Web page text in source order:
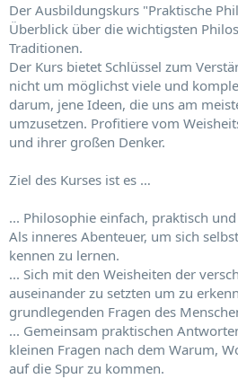
Der Ausbildungskurs "Praktische
Überblick über die wichtigsten
Traditionen.
Der Kurs bietet Schlüssel zum
nicht um möglichst viele und
darum, jene Ideen, die uns am
umzusetzen. Profitiere vom
und ihrer großen Denker.
Ziel des Kurses ist es …
... Philosophie einfach, praktisch
Als inneres Abenteuer, um sich
kennen zu lernen.
... Sich mit den Weisheiten der
auseinander zu setzten um zu
grundlegenden Fragen des
... Gemeinsam praktischen
kleinen Fragen nach dem Warum,
auf die Spur zu kommen.